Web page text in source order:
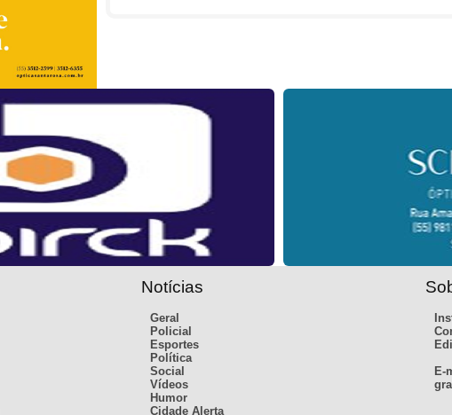
Notícias
Geral
Policial
Esportes
Política
Social
Vídeos
Humor
Cidade Alerta
E-